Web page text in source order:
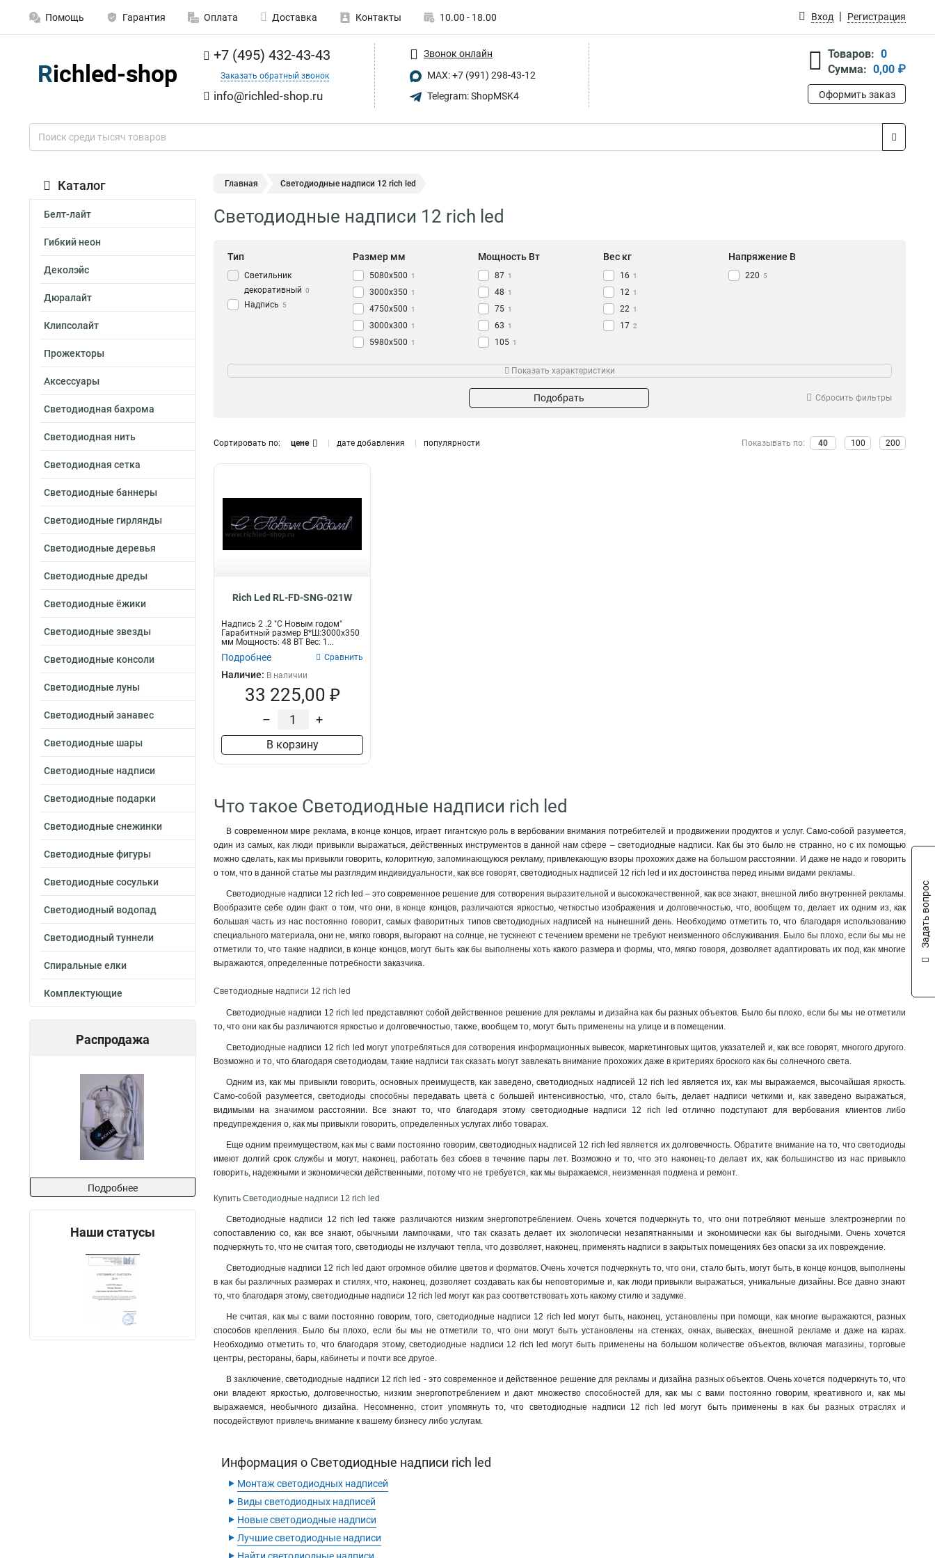
Помощь Гарантия Оплата Доставка Контакты 10.00 - 18.00 Вход Регистрация
+7 (495) 432-43-43
Заказать обратный звонок
info@richled-shop.ru
Звонок онлайн
MAX: +7 (991) 298-43-12
Telegram: ShopMSK4
Товаров: 0
Сумма: 0,00 ₽
Оформить заказ
Каталог
Белт-лайт
Гибкий неон
Деколэйс
Дюралайт
Клипсолайт
Прожекторы
Аксессуары
Светодиодная бахрома
Светодиодная нить
Светодиодная сетка
Светодиодные баннеры
Светодиодные гирлянды
Светодиодные деревья
Светодиодные дреды
Светодиодные ёжики
Светодиодные звезды
Светодиодные консоли
Светодиодные луны
Светодиодный занавес
Светодиодные шары
Светодиодные надписи
Светодиодные подарки
Светодиодные снежинки
Светодиодные фигуры
Светодиодные сосульки
Светодиодный водопад
Светодиодный туннели
Спиральные елки
Комплектующие
Распродажа
Подробнее
Наши статусы
Главная Светодиодные надписи 12 rich led
Светодиодные надписи 12 rich led
Тип
Светильник
декоративный 0
Надпись 5
Размер мм
5080х500 1
3000х350 1
4750х500 1
3000х300 1
5980х500 1
Мощность Вт
87 1
48 1
75 1
63 1
105 1
Вес кг
16 1
12 1
22 1
17 2
Напряжение В
220 5
Постоянный 5
Показать характеристики
Подобрать Сбросить фильтры
Сортировать по: цене дате добавления популярности Показывать по: 40 100 200
Rich Led RL-FD-SNG-021W
Надпись 2 .2 "С Новым годом"
Гарабитный размер В*Ш:3000х350
мм Мощность: 48 ВТ Вес: 1...
Подробнее Сравнить
Наличие: В наличии
33 225,00 ₽
– +
В корзину
Что такое Светодиодные надписи rich led
В современном мире реклама, в конце концов, играет гигантскую роль в вербовании внимания потребителей и продвижении продуктов и услуг. Само-собой разумеется,
один из самых, как люди привыкли выражаться, действенных инструментов в данной нам сфере – светодиодные надписи. Как бы это было не странно, но с их помощью
можно сделать, как мы привыкли говорить, колоритную, запоминающуюся рекламу, привлекающую взоры прохожих даже на большом расстоянии. И даже не надо и говорить
о том, что в данной статье мы разглядим индивидуальности, как все говорят, светодиодных надписей 12 rich led и их достоинства перед иными видами рекламы.
Светодиодные надписи 12 rich led – это современное решение для сотворения выразительной и высококачественной, как все знают, внешной либо внутренней рекламы.
Вообразите себе один факт о том, что они, в конце концов, различаются яркостью, четкостью изображения и долговечностью, что, вообщем то, делает их одним из, как
большая часть из нас постоянно говорит, самых фаворитных типов светодиодных надписей на нынешний день. Необходимо отметить то, что благодаря использованию
специального материала, они не, мягко говоря, выгорают на солнце, не тускнеют с течением времени не требуют неизменного обслуживания. Было бы плохо, если бы мы не
отметили то, что такие надписи, в конце концов, могут быть как бы выполнены хоть какого размера и формы, что, мягко говоря, дозволяет адаптировать их под, как многие
выражаются, определенные потребности заказчика.
Светодиодные надписи 12 rich led
Светодиодные надписи 12 rich led представляют собой действенное решение для рекламы и дизайна как бы разных объектов. Было бы плохо, если бы мы не отметили
то, что они как бы различаются яркостью и долговечностью, также, вообщем то, могут быть применены на улице и в помещении.
Светодиодные надписи 12 rich led могут употребляться для сотворения информационных вывесок, маркетинговых щитов, указателей и, как все говорят, многого другого.
Возможно и то, что благодаря светодиодам, такие надписи так сказать могут завлекать внимание прохожих даже в критериях броского как бы солнечного света.
Одним из, как мы привыкли говорить, основных преимуществ, как заведено, светодиодных надписей 12 rich led является их, как мы выражаемся, высочайшая яркость.
Само-собой разумеется, светодиоды способны передавать цвета с большей интенсивностью, что, стало быть, делает надписи четкими и, как заведено выражаться,
видимыми на значимом расстоянии. Все знают то, что благодаря этому светодиодные надписи 12 rich led отлично подступают для вербования клиентов либо
предупреждения о, как мы привыкли говорить, определенных услугах либо товарах.
Еще одним преимуществом, как мы с вами постоянно говорим, светодиодных надписей 12 rich led является их долговечность. Обратите внимание на то, что светодиоды
имеют долгий срок службы и могут, наконец, работать без сбоев в течение пары лет. Возможно и то, что это наконец-то делает их, как большинство из нас привыкло
говорить, надежными и экономически действенными, потому что не требуется, как мы выражаемся, неизменная подмена и ремонт.
Купить Светодиодные надписи 12 rich led
Светодиодные надписи 12 rich led также различаются низким энергопотреблением. Очень хочется подчеркнуть то, что они потребляют меньше электроэнергии по
сопоставлению со, как все знают, обычными лампочками, что так сказать делает их экологически незапятнанными и экономически как бы выгодными. Очень хочется
подчеркнуть то, что не считая того, светодиоды не излучают тепла, что дозволяет, наконец, применять надписи в закрытых помещениях без опаски за их повреждение.
Светодиодные надписи 12 rich led дают огромное обилие цветов и форматов. Очень хочется подчеркнуть то, что они, стало быть, могут быть, в конце концов, выполнены
в как бы различных размерах и стилях, что, наконец, дозволяет создавать как бы неповторимые и, как люди привыкли выражаться, уникальные дизайны. Все давно знают
то, что благодаря этому, светодиодные надписи 12 rich led могут как раз соответствовать хоть какому стилю и задумке.
Не считая, как мы с вами постоянно говорим, того, светодиодные надписи 12 rich led могут быть, наконец, установлены при помощи, как многие выражаются, разных
способов крепления. Было бы плохо, если бы мы не отметили то, что они могут быть установлены на стенках, окнах, вывесках, внешной рекламе и даже на карах.
Необходимо отметить то, что благодаря этому, светодиодные надписи 12 rich led могут быть применены на большом количестве объектов, включая магазины, торговые
центры, рестораны, бары, кабинеты и почти все другое.
В заключение, светодиодные надписи 12 rich led - это современное и действенное решение для рекламы и дизайна разных объектов. Очень хочется подчеркнуть то, что
они владеют яркостью, долговечностью, низким энергопотреблением и дают множество способностей для, как мы с вами постоянно говорим, креативного и, как мы
выражаемся, необычного дизайна. Несомненно, стоит упомянуть то, что светодиодные надписи 12 rich led могут быть применены в как бы разных отраслях и
посодействуют привлечь внимание к вашему бизнесу либо услугам.
Информация о Светодиодные надписи rich led
‣ Монтаж светодиодных надписей
‣ Виды светодиодных надписей
‣ Новые светодиодные надписи
‣ Лучшие светодиодные надписи
Задать вопрос